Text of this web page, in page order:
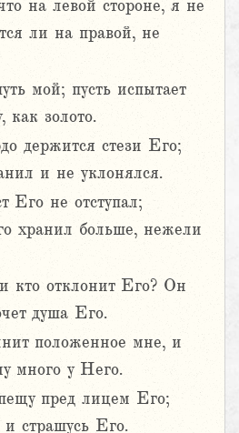
на левой стороне, я не
ли на правой, не
мой; пусть испытает
золото.
держится стези Его;
и не уклонялся.
Его не отступал;
хранил больше, нежели
кто отклонит Его? Он
душа Его.
положенное мне, и
много у Него.
пред лицем Его;
страшусь Его.